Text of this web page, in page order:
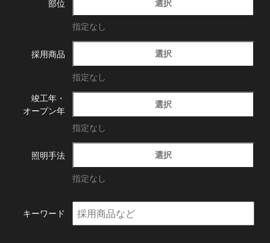
部位 選択
指定なし
採用商品 選択
指定なし
竣工年・
オープン年
選択
指定なし
照明手法 選択
指定なし
キーワード